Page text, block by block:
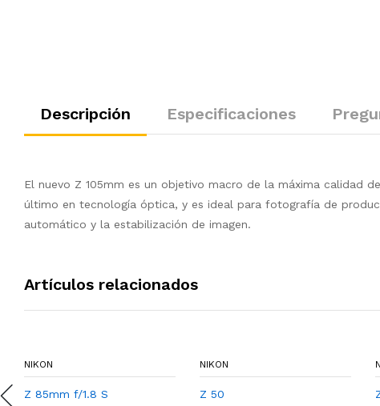
Descripción Especificaciones
El nuevo Z 105mm es un objetivo macro de la máxima calidad
último en tecnología óptica, y es ideal para fotografía de
automático y la estabilización de imagen.
Artículos relacionados
NIKON
Z 85mm f/1.8 S
NIKON
Z 50